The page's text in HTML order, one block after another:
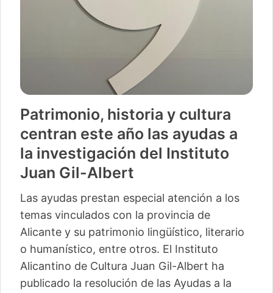
Patrimonio, historia y cultura
centran este año las ayudas a
la investigación del Instituto
Juan Gil-Albert
Las ayudas prestan especial atención a los
temas vinculados con la provincia de
Alicante y su patrimonio lingüístico, literario
o humanístico, entre otros. El Instituto
Alicantino de Cultura Juan Gil-Albert ha
publicado la resolución de las Ayudas a la